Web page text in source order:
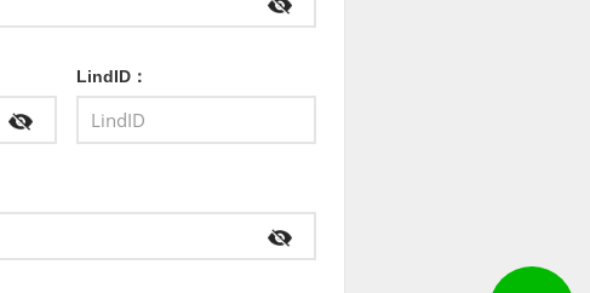
LindID：